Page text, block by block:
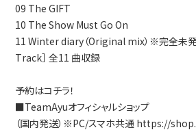
09 The GIFT
10 The Show Must Go On
11 Winter diary（Original mix）※完全未
Track］ 全11 曲収録
予約はコチラ！
■TeamAyuオフィシャルショップ
（国内発送）※PC/スマホ共通 https://